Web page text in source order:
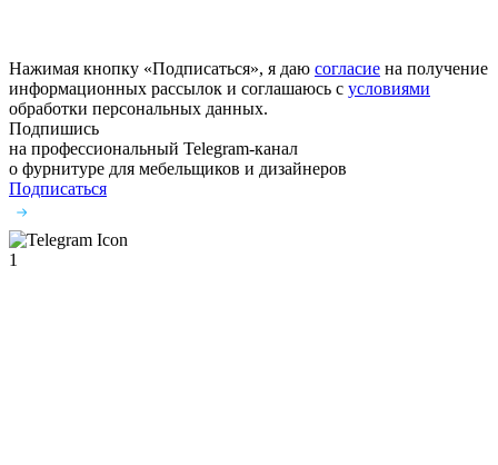
Нажимая кнопку «Подписаться», я даю согласие на получение
информационных рассылок и соглашаюсь с условиями
обработки персональных данных.
Подпишись
на профессиональный Telegram-канал
о фурнитуре для мебельщиков и дизайнеров
Подписаться
1